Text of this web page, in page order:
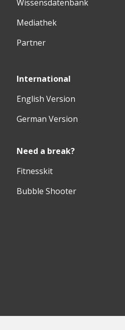
Wissensdatenbank
Mediathek
Partner
International
English Version
German Version
Need a break?
Fitnesskit
Bubble Shooter